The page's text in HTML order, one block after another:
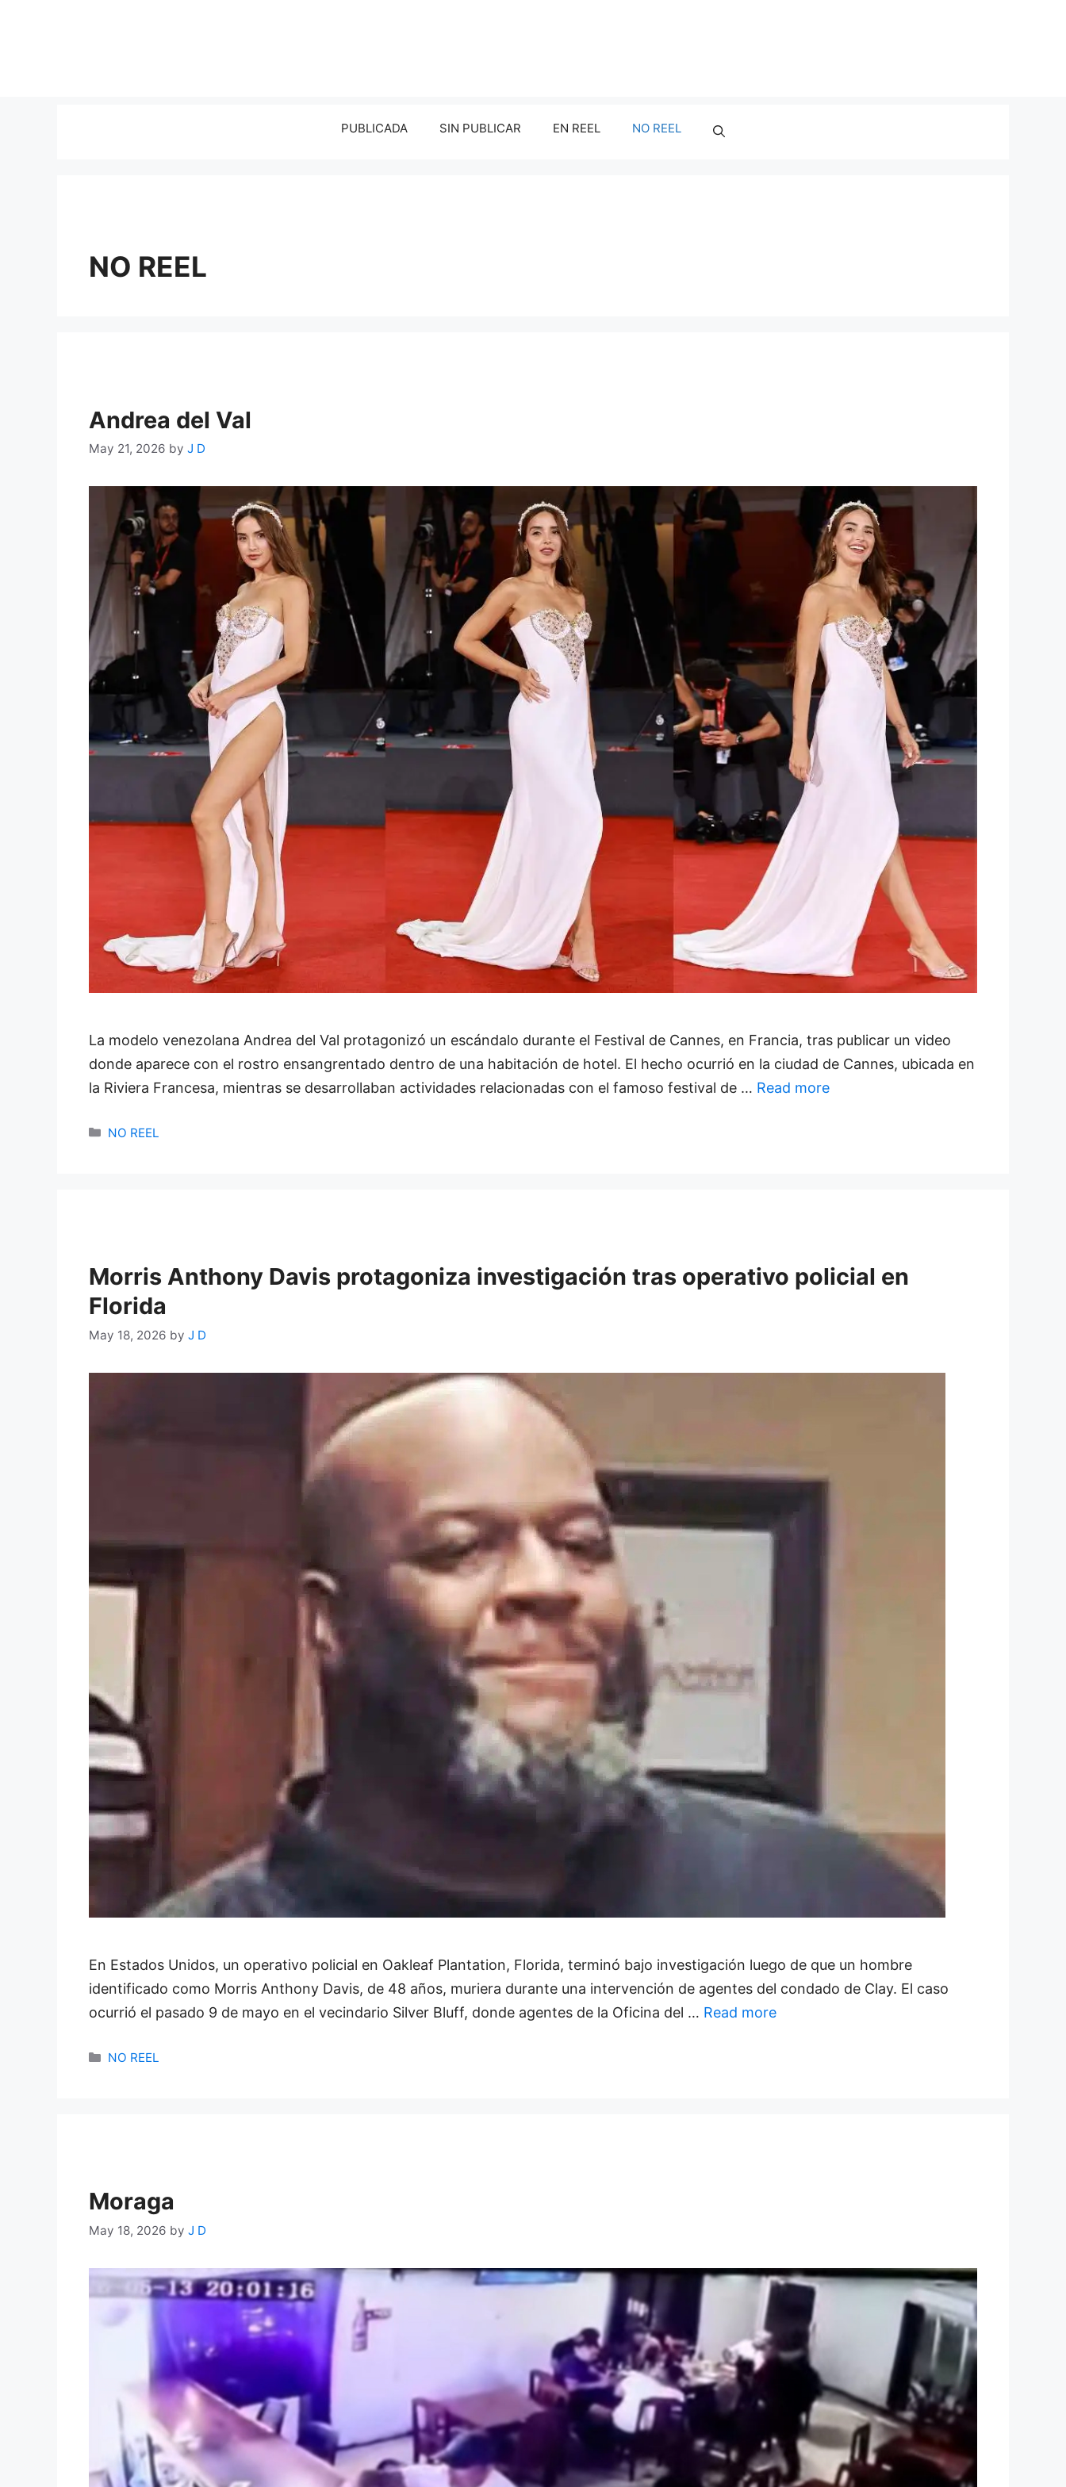
PUBLICADA SIN PUBLICAR EN REEL NO REEL
NO REEL
Andrea del Val
May 21, 2026 by J D
La modelo venezolana Andrea del Val protagonizó un escándalo durante el Festival de Cannes, en Francia, tras publicar un video
donde aparece con el rostro ensangrentado dentro de una habitación de hotel. El hecho ocurrió en la ciudad de Cannes, ubicada en
la Riviera Francesa, mientras se desarrollaban actividades relacionadas con el famoso festival de … Read more
Categories
NO REEL
Morris Anthony Davis protagoniza investigación tras operativo policial en
Florida
May 18, 2026 by J D
En Estados Unidos, un operativo policial en Oakleaf Plantation, Florida, terminó bajo investigación luego de que un hombre
identificado como Morris Anthony Davis, de 48 años, muriera durante una intervención de agentes del condado de Clay. El caso
ocurrió el pasado 9 de mayo en el vecindario Silver Bluff, donde agentes de la Oficina del … Read more
Categories
NO REEL
Moraga
May 18, 2026 by J D